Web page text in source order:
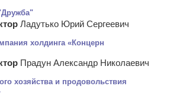
Ладутько Юрий Сергеевич
холдинга «Концерн
Прадун Александр Николаевич
хозяйства и продовольствия